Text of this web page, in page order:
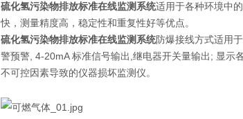
硫化氢污染物排放标准在线监测系统适用于各种环境中
快，测量精度高，稳定性和重复性好等优点。
硫化氢污染物排放标准在线监测系统防爆接线方式适用
警预警, 4-20mA 标准信号输出,继电器开关量输出; 显示
不可控因素导致的仪器损坏监测仪。